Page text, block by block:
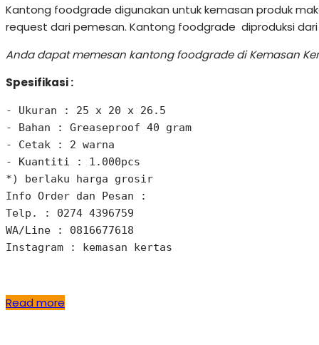
Kantong foodgrade digunakan untuk kemasan produk
request dari pemesan. Kantong foodgrade diproduksi
Anda dapat memesan kantong foodgrade di Kemasan
Spesifikasi :
- Ukuran : 25 x 20 x 26.5
- Bahan : Greaseproof 40 gram
- Cetak : 2 warna
- Kuantiti : 1.000pcs
*) berlaku harga grosir
Info Order dan Pesan :
Telp. : 0274 4396759
WA/Line : 0816677618
Instagram : kemasan kertas
Read more